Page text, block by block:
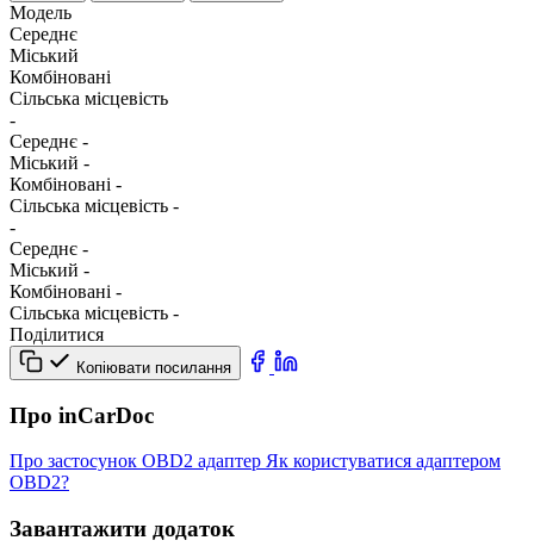
Модель
Середнє
Міський
Комбіновані
Сільська місцевість
-
Середнє -
Міський -
Комбіновані -
Сільська місцевість -
-
Середнє -
Міський -
Комбіновані -
Сільська місцевість -
Поділитися
Копіювати посилання
Про inCarDoc
Про застосунок OBD2 адаптер Як користуватися адаптером
OBD2?
Завантажити додаток